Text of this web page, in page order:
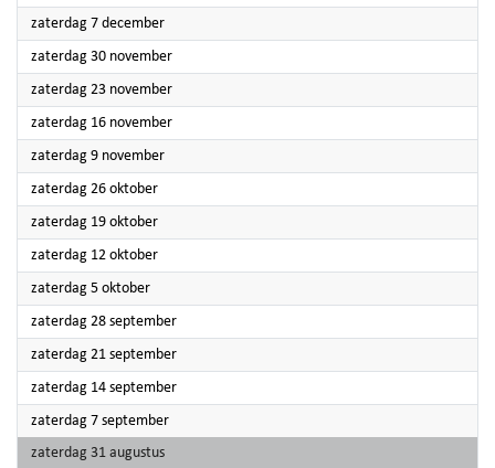
zaterdag 7 december2024
zaterdag 30 november2024
zaterdag 23 november2024
zaterdag 16 november2024
zaterdag 9 november2024
zaterdag 26 oktober2024
zaterdag 19 oktober2024
zaterdag 12 oktober2024
zaterdag 5 oktober2024
zaterdag 28 september2024
zaterdag 21 september2024
zaterdag 14 september2024
zaterdag 7 september2024
zaterdag 31 augustus2024